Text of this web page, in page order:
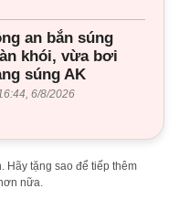
an bắn súng
khói, vừa bơi
súng AK
6/8/2026
Hãy tặng sao để tiếp thêm
nữa.